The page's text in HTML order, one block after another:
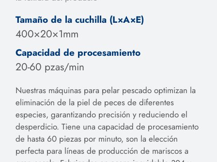
Tamaño de la cuchilla (L×A×E)
400×20×1mm
Capacidad de procesamiento
20-60 pzas/min
Nuestras máquinas para pelar pescado optimizan la
eliminación de la piel de peces de diferentes
especies, garantizando precisión y reduciendo el
desperdicio. Tiene una capacidad de procesamiento
de hasta 60 piezas por minuto, son la elección
perfecta para líneas de producción de mariscos a